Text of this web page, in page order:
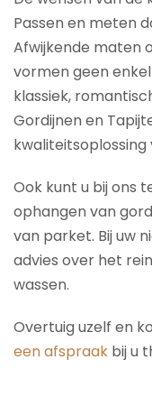
Passen en meten
Afwijkende maten
vormen geen
klassiek,
Gordijnen en
Ook kunt u bij ons
ophangen van
van parket. Bij uw
advies over het
wassen.
Overtuig uzelf en
een afspraak bij u